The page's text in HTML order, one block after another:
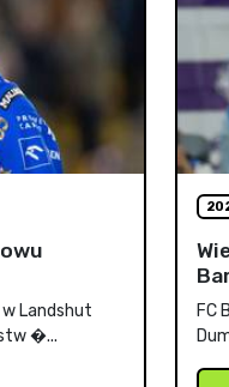
Landshut
�...
FC